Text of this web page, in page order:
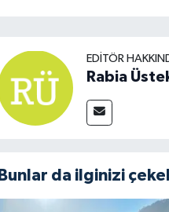
EDITÖR
Rabia
Bunlar da ilginizi